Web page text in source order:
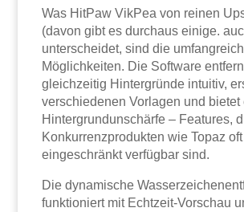
Was HitPaw VikPea von reinen
(davon gibt es durchaus einige.
unterscheidet, sind die
Möglichkeiten. Die Software
gleichzeitig Hintergründe intuitiv,
verschiedenen Vorlagen und
Hintergrundunschärfe – Features,
Konkurrenzprodukten wie Topaz
eingeschränkt verfügbar sind.
Die dynamische
funktioniert mit Echtzeit-Vorschau